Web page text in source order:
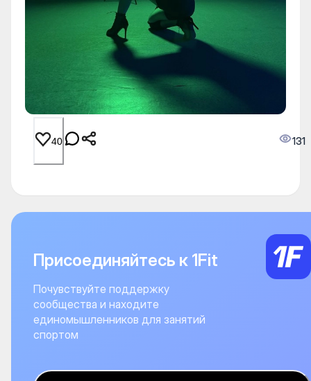
40 131
Присоединяйтесь к 1Fit
Почувствуйте поддержку
сообщества и находите
единомышленников для занятий
спортом